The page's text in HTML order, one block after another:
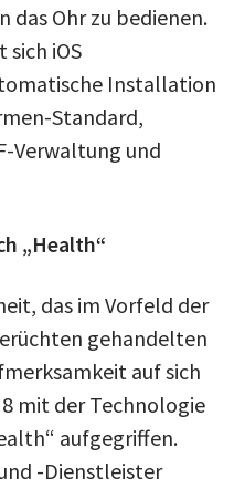
das Ohr zu bedienen.
sich iOS
Installation
Standard,
Verwaltung und
„Health“
das im Vorfeld der
gehandelten
auf sich
mit der Technologie
aufgegriffen.
-Dienstleister